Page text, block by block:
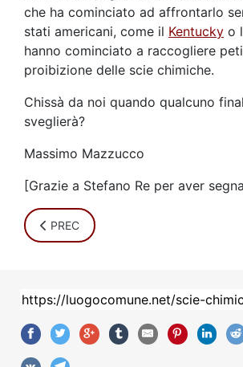
che ha cominciato ad affrontarlo
stati americani, come il Kentucky o
hanno cominciato a raccogliere
proibizione delle scie chimiche.
Chissà da noi quando qualcuno
sveglierà?
Massimo Mazzucco
[Grazie a Stefano Re per aver
ARTICOLO PRECEDENTE: LA
PREC